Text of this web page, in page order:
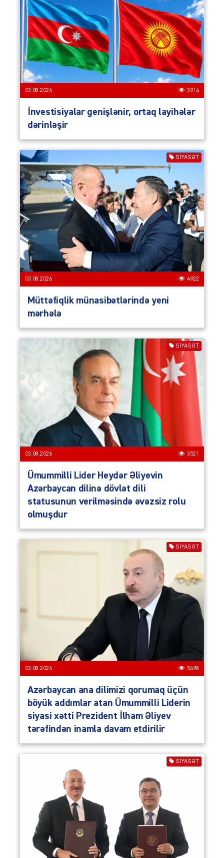
03.08.2026 3914
İnvestisiyalar genişlənir, ortaq layihələr
dərinləşir
SIYASƏT
03.08.2026 4922
Müttəfiqlik münasibətlərində yeni
mərhələ
SIYASƏT
03.08.2026 3521
Ümummilli Lider Heydər Əliyevin
Azərbaycan dilinə dövlət dili
statusunun verilməsində əvəzsiz rolu
olmuşdur
SIYASƏT
03.08.2026 5498
Azərbaycan ana dilimizi qorumaq üçün
böyük addımlar atan Ümummilli Liderin
siyasi xətti Prezident İlham Əliyev
tərəfindən inamla davam etdirilir
SIYASƏT